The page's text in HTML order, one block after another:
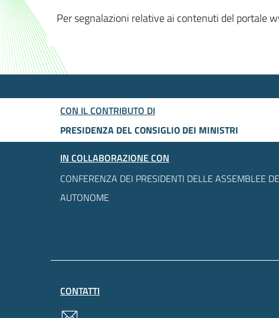
Per segnalazioni relative ai contenuti del portale
CON IL CONTRIBUTO DI
PRESIDENZA DEL CONSIGLIO DEI MINISTRI
IN COLLABORAZIONE CON
CONFERENZA DEI PRESIDENTI DELLE ASSEMBLEE
AUTONOME
CONTATTI